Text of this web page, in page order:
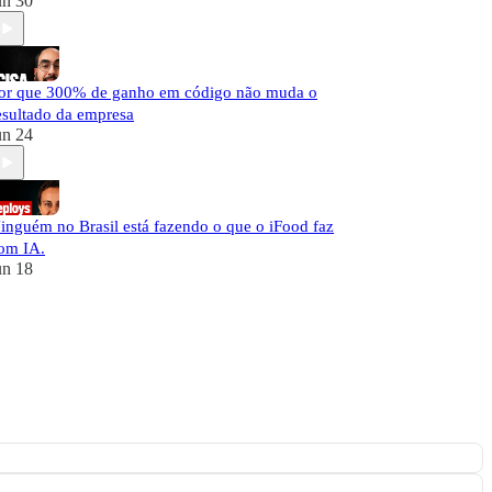
que 300% de ganho em código não muda o
da empresa
24
no Brasil está fazendo o que o iFood faz
IA.
18